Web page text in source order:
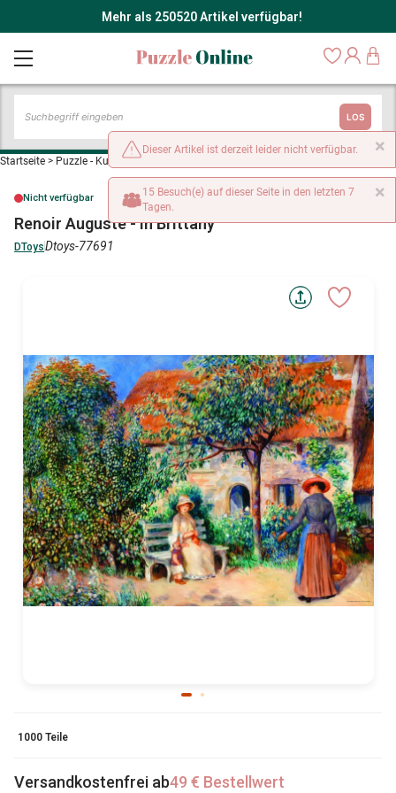
Mehr als 250520 Artikel verfügbar!
LOS
Startseite > Puzzle - Kunst >Renoir Auguste - In Brittany
Nicht verfügbar
Renoir Auguste - In Brittany
DToysDtoys-77691
1000 Teile
Versandkostenfrei ab49 € Bestellwert
×
Dieser Artikel ist derzeit leider nicht verfügbar.
×
15 Besuch(e) auf dieser Seite in den letzten 7
Tagen.